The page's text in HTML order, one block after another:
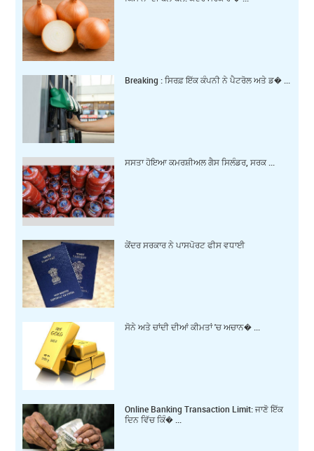
Breaking : ਸਿਰਫ਼ ਇੱਕ ਕੰਪਨੀ ਨੇ ਪੈਟਰੋਲ ਅਤੇ ਡ� ...
ਸਸਤਾ ਹੋਇਆ ਕਮਰਸ਼ੀਅਲ ਗੈਸ ਸਿਲੰਡਰ, ਸਰਕ ...
ਕੇਂਦਰ ਸਰਕਾਰ ਨੇ ਪਾਸਪੋਰਟ ਫੀਸ ਵਧਾਈ
ਸੋਨੇ ਅਤੇ ਚਾਂਦੀ ਦੀਆਂ ਕੀਮਤਾਂ 'ਚ ਅਚਾਨ� ...
Online Banking Transaction Limit: ਜਾਣੋ ਇੱਕ
ਦਿਨ ਵਿੱਚ ਕਿੰ� ...